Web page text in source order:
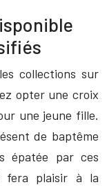
collections sur
opter une croix
une jeune fille.
de baptême
épatée par ces
fera plaisir à la